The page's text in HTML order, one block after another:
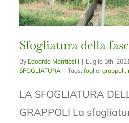
Sfogliatura della
By Edoardo Monticelli | Luglio 5th, 2021
SFOGLIATURA | Tags:foglie,grappoli,
LA SFOGLIATURA
GRAPPOLI La